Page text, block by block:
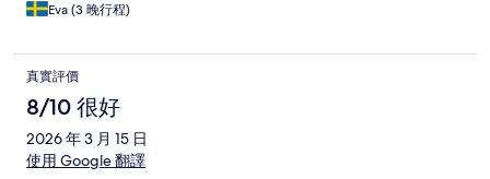
Eva (3 晚行程)
真實評價
8/10 很好
2026 年 3 月 15 日
使用 Google 翻譯